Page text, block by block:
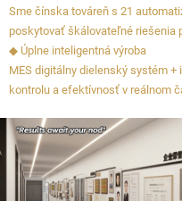
Sme čínska továreň s 21
poskytovať škálovateľné riešenia
◆ Úplne inteligentná výroba
MES digitálny dielenský systém
kontrolu a efektívnosť v reálnom